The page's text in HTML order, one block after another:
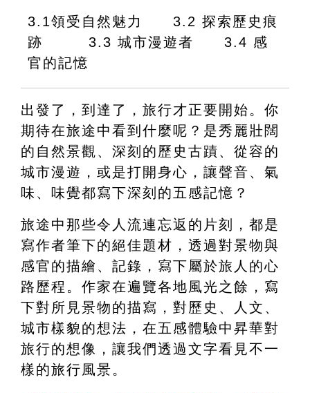
3.1領受自然魅力　　3.2 探索歷史痕
跡　　　3.3 城市漫遊者　　3.4 感
官的記憶
出發了，到達了，旅行才正要開始。你
期待在旅途中看到什麼呢？是秀麗壯闊
的自然景觀、深刻的歷史古蹟、從容的
城市漫遊，或是打開身心，讓聲音、氣
味、味覺都寫下深刻的五感記憶？
旅途中那些令人流連忘返的片刻，都是
寫作者筆下的絕佳題材，透過對景物與
感官的描繪、記錄，寫下屬於旅人的心
路歷程。作家在遍覽各地風光之餘，寫
下對所見景物的描寫，對歷史、人文、
城市樣貌的想法，在五感體驗中昇華對
旅行的想像，讓我們透過文字看見不一
樣的旅行風景。